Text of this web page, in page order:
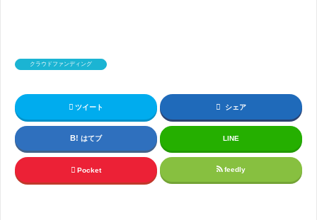
クラウドファンディング
ツイート シェア
はてブ LINE
Pocket feedly